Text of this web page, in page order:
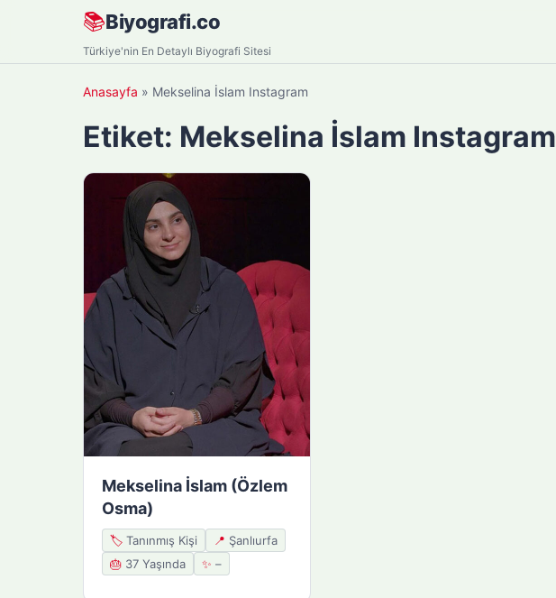
📚Biyografi.co
Türkiye'nin En Detaylı Biyografi Sitesi
Anasayfa » Mekselina İslam Instagram
Etiket: Mekselina İslam Instagram
Mekselina İslam (Özlem
Osma)
🏷️ Tanınmış Kişi 📍 Şanlıurfa
🎂 37 Yaşında ✨ –